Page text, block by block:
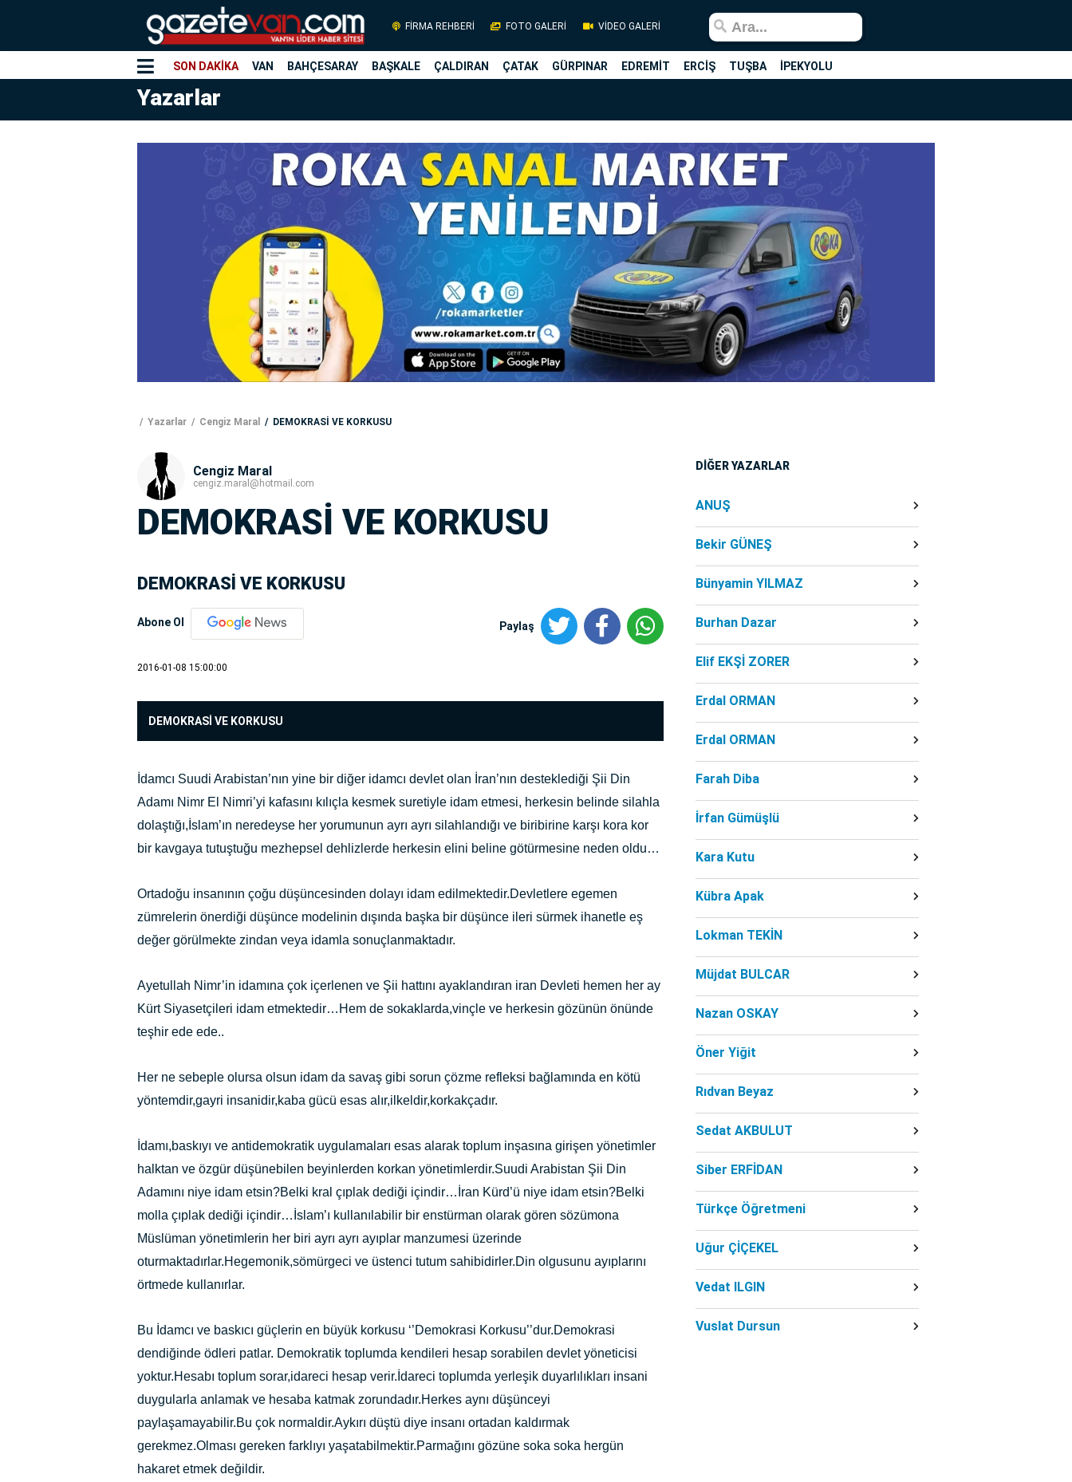
FİRMA REHBERİ FOTO GALERİ VİDEO GALERİ
SON DAKİKA VAN BAHÇESARAY BAŞKALE ÇALDIRAN ÇATAK GÜRPINAR EDREMİT ERCİŞ TUŞBA İPEKYOLU
Yazarlar
Yazarlar Cengiz Maral DEMOKRASİ VE KORKUSU
Cengiz Maral
cengiz.maral@hotmail.com
DEMOKRASİ VE KORKUSU
DEMOKRASİ VE KORKUSU
Abone Ol Paylaş
2016-01-08 15:00:00
DEMOKRASİ VE KORKUSU
İdamcı Suudi Arabistan’nın yine bir diğer idamcı devlet olan İran’nın desteklediği Şii Din
Adamı Nimr El Nimri’yi kafasını kılıçla kesmek suretiyle idam etmesi, herkesin belinde silahla
dolaştığı,İslam’ın neredeyse her yorumunun ayrı ayrı silahlandığı ve biribirine karşı kora kor
bir kavgaya tutuştuğu mezhepsel dehlizlerde herkesin elini beline götürmesine neden oldu…
Ortadoğu insanının çoğu düşüncesinden dolayı idam edilmektedir.Devletlere egemen
zümrelerin önerdiği düşünce modelinin dışında başka bir düşünce ileri sürmek ihanetle eş
değer görülmekte zindan veya idamla sonuçlanmaktadır.
Ayetullah Nimr’in idamına çok içerlenen ve Şii hattını ayaklandıran iran Devleti hemen her ay
Kürt Siyasetçileri idam etmektedir…Hem de sokaklarda,vinçle ve herkesin gözünün önünde
teşhir ede ede..
Her ne sebeple olursa olsun idam da savaş gibi sorun çözme refleksi bağlamında en kötü
yöntemdir,gayri insanidir,kaba gücü esas alır,ilkeldir,korkakçadır.
İdamı,baskıyı ve antidemokratik uygulamaları esas alarak toplum inşasına girişen yönetimler
halktan ve özgür düşünebilen beyinlerden korkan yönetimlerdir.Suudi Arabistan Şii Din
Adamını niye idam etsin?Belki kral çıplak dediği içindir…İran Kürd’ü niye idam etsin?Belki
molla çıplak dediği içindir…İslam’ı kullanılabilir bir enstürman olarak gören sözümona
Müslüman yönetimlerin her biri ayrı ayrı ayıplar manzumesi üzerinde
oturmaktadırlar.Hegemonik,sömürgeci ve üstenci tutum sahibidirler.Din olgusunu ayıplarını
örtmede kullanırlar.
Bu İdamcı ve baskıcı güçlerin en büyük korkusu ‘’Demokrasi Korkusu’’dur.Demokrasi
dendiğinde ödleri patlar. Demokratik toplumda kendileri hesap sorabilen devlet yöneticisi
yoktur.Hesabı toplum sorar,idareci hesap verir.İdareci toplumda yerleşik duyarlılıkları insani
duygularla anlamak ve hesaba katmak zorundadır.Herkes aynı düşünceyi
paylaşamayabilir.Bu çok normaldir.Aykırı düştü diye insanı ortadan kaldırmak
gerekmez.Olması gereken farklıyı yaşatabilmektir.Parmağını gözüne soka soka hergün
hakaret etmek değildir.
DİĞER YAZARLAR
ANUŞ
Bekir GÜNEŞ
Bünyamin YILMAZ
Burhan Dazar
Elif EKŞİ ZORER
Erdal ORMAN
Erdal ORMAN
Farah Diba
İrfan Gümüşlü
Kara Kutu
Kübra Apak
Lokman TEKİN
Müjdat BULCAR
Nazan OSKAY
Öner Yiğit
Rıdvan Beyaz
Sedat AKBULUT
Siber ERFİDAN
Türkçe Öğretmeni
Uğur ÇİÇEKEL
Vedat ILGIN
Vuslat Dursun